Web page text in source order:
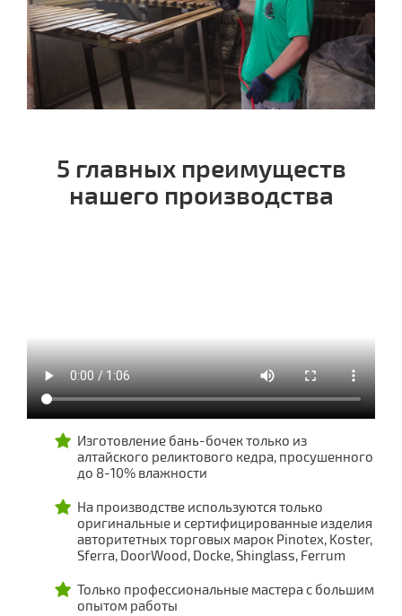
5 главных преимуществ
нашего производства
Изготовление бань-бочек только из
алтайского реликтового кедра, просушенного
до 8-10% влажности
На производстве используются только
оригинальные и сертифицированные изделия
авторитетных торговых марок Pinotex, Koster,
Sferra, DoorWood, Docke, Shinglass, Ferrum
Только профессиональные мастера с большим
опытом работы